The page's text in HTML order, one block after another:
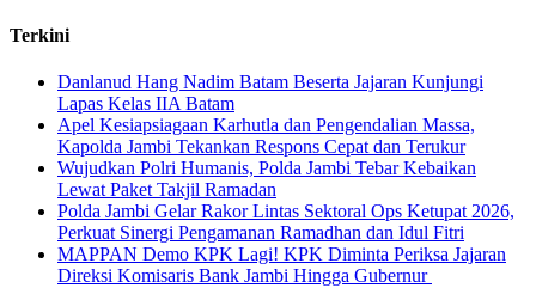
Terkini
Danlanud Hang Nadim Batam Beserta Jajaran Kunjungi
Lapas Kelas IIA Batam
Apel Kesiapsiagaan Karhutla dan Pengendalian Massa,
Kapolda Jambi Tekankan Respons Cepat dan Terukur
Wujudkan Polri Humanis, Polda Jambi Tebar Kebaikan
Lewat Paket Takjil Ramadan
Polda Jambi Gelar Rakor Lintas Sektoral Ops Ketupat 2026,
Perkuat Sinergi Pengamanan Ramadhan dan Idul Fitri
‎MAPPAN Demo KPK Lagi! KPK Diminta Periksa Jajaran
Direksi Komisaris Bank Jambi Hingga Gubernur ‎